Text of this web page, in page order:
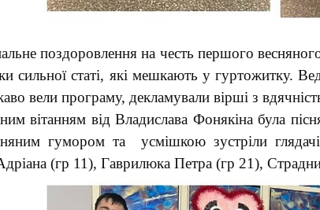
поздоровлення на честь першого
сильної статі, які мешкають у гуртожитку.
вели програму, декламували вірші з
вітанням від Владислава Фонякіна була
гумором та усмішкою зустріли
(гр 11), Гаврилюка Петра (гр 21),